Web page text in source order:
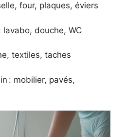
four, plaques, éviers
lavabo, douche, WC
textiles, taches
: mobilier, pavés,